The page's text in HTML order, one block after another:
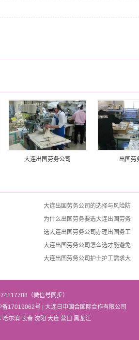
大连出国劳务公司 出国劳
大连出国劳务公司的选择与风险防
为什么出国劳务要选大连出国劳务
选大连出国劳务公司办理出国务工
大连出国劳务公司怎么选才能避免
大连出国劳务公司护士护工需求大
（微信号同步）
备17019062号 | 大连日中国合国际合作有限公司
哈尔滨 长春 沈阳 大连 营口 黑龙江